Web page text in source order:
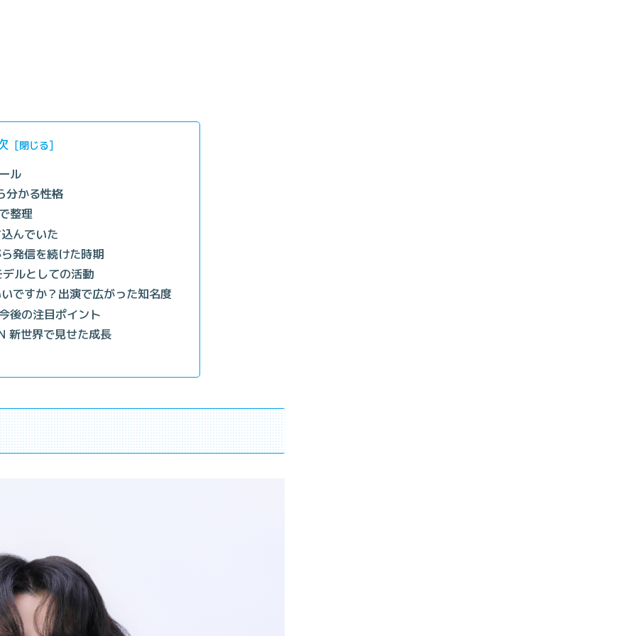
ル
分かる性格
整理
んでいた
発信を続けた時期
ルとしての活動
ですか？出演で広がった知名度
後の注目ポイント
新世界で見せた成長